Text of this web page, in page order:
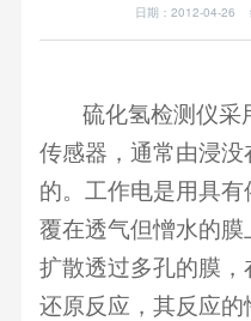
日期：2012-04-26
硫化氢检测仪采
传感器，通常由浸
的。工作电是用具
覆在透气但憎水的
扩散透过多孔的膜
还原反应，其反应